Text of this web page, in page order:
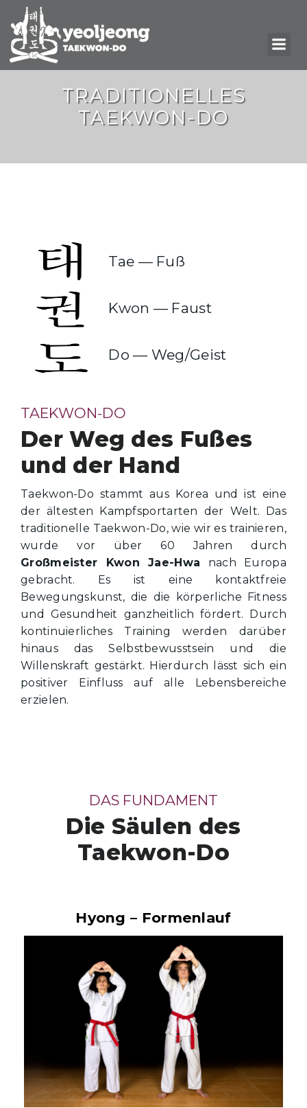
TRADITIONELLES
TAEKWON-DO
Tae — Fuß
Kwon — Faust
Do — Weg/Geist
TAEKWON-DO
Der Weg des Fußes
und der Hand
Taekwon-Do stammt aus Korea und ist eine
der ältesten Kampfsportarten der Welt. Das
traditionelle Taekwon-Do, wie wir es trainieren,
wurde vor über 60 Jahren durch
Großmeister Kwon Jae-Hwa nach Europa
gebracht. Es ist eine kontaktfreie
Bewegungskunst, die die körperliche Fitness
und Gesundheit ganzheitlich fördert. Durch
kontinuierliches Training werden darüber
hinaus das Selbstbewusstsein und die
Willenskraft gestärkt. Hierdurch lässt sich ein
positiver Einfluss auf alle Lebensbereiche
erzielen.
DAS FUNDAMENT
Die Säulen des
Taekwon-Do
Hyong – Formenlauf